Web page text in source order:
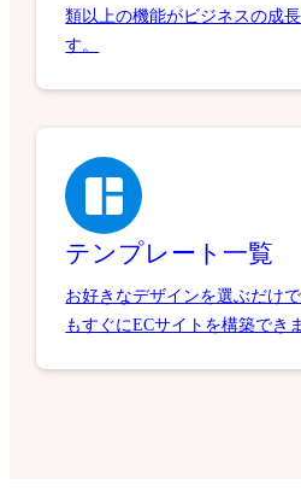
類以上の機能がビジネスの成
す。
テンプレート一覧
お好きなデザインを選ぶだけ
もすぐにECサイトを構築でき